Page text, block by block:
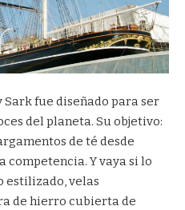
Sark fue diseñado para ser
del planeta. Su objetivo:
de té desde
competencia. Y vaya si lo
estilizado, velas
de hierro cubierta de